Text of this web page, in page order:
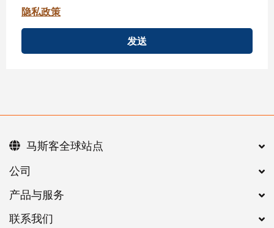
隐私政策
发送
公司
产品与服务
联系我们
马斯客全球站点